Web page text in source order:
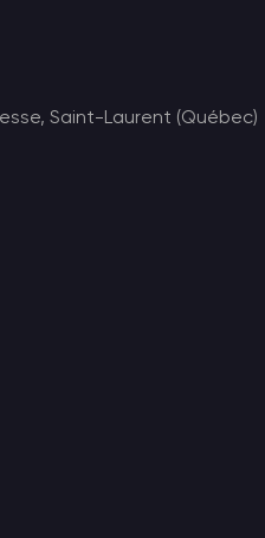
Saint-Laurent (Québec)